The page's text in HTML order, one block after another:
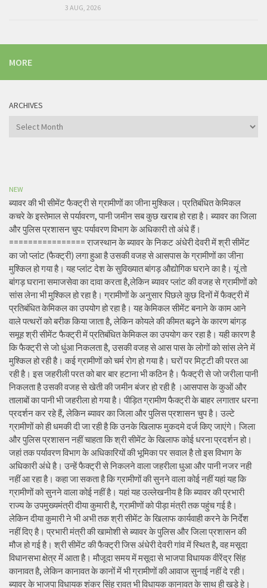
3 AUG, 2026
MORE
ARCHIVES
Archives
NEW
ब्यावर की भी सीमेंट फैक्ट्री से ग्रामीणों का जीना मुश्किल। प्रतिबंधित केमिकल
कचरे के इस्तेमाल से पर्यावरण, पानी जमीन सब कुछ खराब हो रहा है। ब्यावर का जिला
और पुलिस प्रशासन चुप: पर्यावरण विभाग के अधिकारी तो अंधे हैं।
================ राजस्थान के ब्यावर के निकट अंधेरी देवरी में श्री सीमेंट
का जो प्लांट (फैक्ट्री) लगा हुआ है उसकी वजह से आसपास के ग्रामीणों का जीना
मुश्किल हो गया है। यह प्लांट देश के सुविख्यात बांगड़ औद्योगिक घराने का है। यूं तो
बांगड़ घराना समाजसेवा का दावा करता है,लेकिन ब्यावर प्लांट की वजह से ग्रामीणों को
सांस लेना भी मुश्किल हो रहा है। ग्रामीणों के अनुसार पिछले कुछ दिनों में फैक्ट्री में
प्रतिबंधित केमिकल का उपयोग हो रहा है। यह केमिकल सीमेंट बनाने के काम आने
वाले पत्थरों को बरीक किया जाता है, लेकिन कोयले की कीमत बढ़ने के कारण बांगड़
समूह श्री सीमेंट फैक्ट्री में प्रतिबंधित केमिकल का उपयोग कर रहा है। यही कारण है
कि फैक्ट्री से जो धुंआ निकलता है, उसकी वजह से आस पास के लोगों को सांस लेने में
मुश्किल हो रही है। कई ग्रामीणों को चर्म रोग हो गया है। घरों पर मिट्टी की परत आ
रही है। इस जहरीली परत को बार बार हटाना भी कठिन है। फैक्ट्री से जो जरीला पानी
निकलता है उसकी वजह से खेती की जमीन बंजर हो रही है ।आसपास के कुओं और
तालाबों का पानी भी जहरीला हो गया है। पीड़ित ग्रामीण फैक्ट्री के बाहर लगातार धरना
प्रदर्शन कर रहे हैं, लेकिन ब्यावर का जिला और पुलिस प्रशासन चुप है। उल्टे
ग्रामीणों को ही धमकी दी जा रही है कि उनके खिलाफ मुकदमे दर्ज किए जाएंगे। जिला
और पुलिस प्रशासन नहीं चाहता कि श्री सीमेंट के खिलाफ कोई धरना प्रदर्शन हो।
जहां तक पर्यावरण विभाग के अधिकारियों की भूमिका पर सवाल है तो इस विभाग के
अधिकारी अंधे है। उन्हें फैक्ट्री से निकलने वाला जहरीला धुआ और पानी नजर नही
नहीं आ रहा है। कहा जा सकता है कि ग्रामीणों की सुनने वाला कोई नहीं यहां यह कि
ग्रामीणों को सुनने वाला कोई नहीं है। यहां यह उल्लेखनीय है कि ब्यावर की प्रभारी
राज्य के उपमुख्यमंत्री दीया कुमारी है, ग्रामीणों को पीड़ा मंत्री तक पहुंच गई है।
लेकिन दीया कुमारी ने भी अभी तक श्री सीमेंट के खिलाफ कार्यवाही करने के निर्देश
नहीं दिए है। प्रभारी मंत्री की खामोशी से ब्यावर के पुलिस और जिला प्रशासन की
मौज हो गई है। श्री सीमेंट की फैक्ट्री जिस अंधेरी देवरी गांव में स्थित है, वह मसूदा
विधानसभा क्षेत्र में आता है। मौजूदा समय में मसूदा से भाजपा विधायक वीरेंद्र सिंह
कानावत है, लेकिन कानावत के कानों में भी ग्रामीणों की आवाज सुनाई नहीं दे रही।
ब्यावर के भाजपा विधायक शंकर सिंह रावत भी विधायक कानावत के साथ ही खड़े हे।